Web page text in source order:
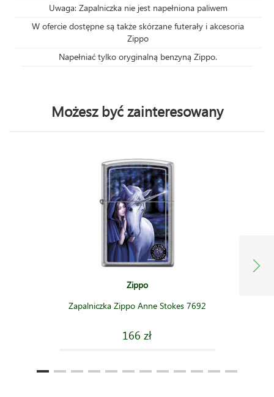
Uwaga: Zapalniczka nie jest napełniona paliwem
W ofercie dostępne są także skórzane futerały i akcesoria
Zippo
Napełniać tylko oryginalną benzyną Zippo.
Możesz być zainteresowany
Zippo
Zapalniczka Zippo Anne Stokes 7692
166 zł